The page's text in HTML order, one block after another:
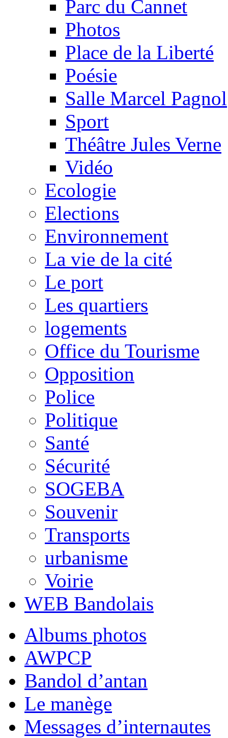
Parc du Cannet
Photos
Place de la Liberté
Poésie
Salle Marcel Pagnol
Sport
Théâtre Jules Verne
Vidéo
Ecologie
Elections
Environnement
La vie de la cité
Le port
Les quartiers
logements
Office du Tourisme
Opposition
Police
Politique
Santé
Sécurité
SOGEBA
Souvenir
Transports
urbanisme
Voirie
WEB Bandolais
Albums photos
AWPCP
Bandol d’antan
Le manège
Messages d’internautes